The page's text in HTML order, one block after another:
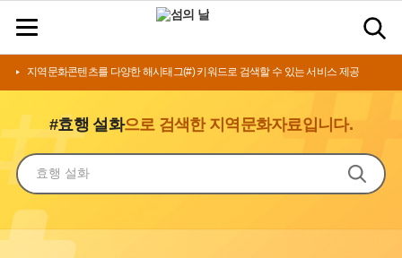
지역문화콘텐츠를 다양한 해시태그(#) 키워드로 검색할 수 있는 서비스 제공
#효행 설화으로 검색한 지역문화자료입니다.